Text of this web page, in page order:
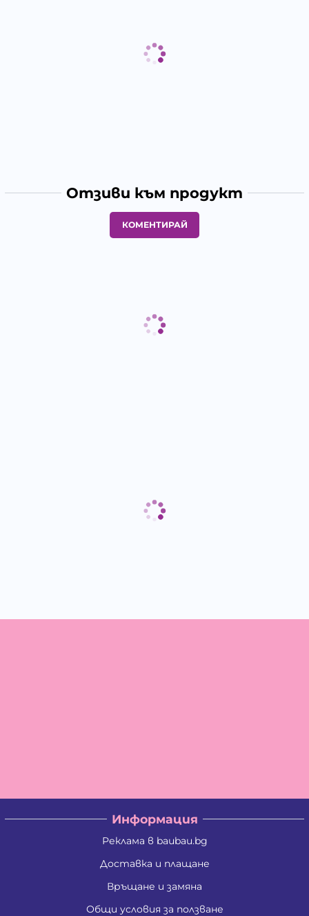
Отзиви към продукт
КОМЕНТИРАЙ
Информация
Реклама в baubau.bg
Доставка и плащане
Връщане и замяна
Общи условия за ползване